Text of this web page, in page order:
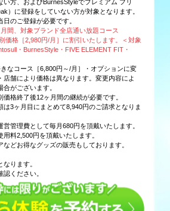
い方、およびBurnesStyleでプレミアム フリ
）に登録をしていない方が対象となります。
のご登録が必要です。
間、対象ブランド全店通い放題コース
価格［2,980円/月］に割引いたします。＜対象
・BurnesStyle・FIVE ELEMENT FIT・
なコース［6,800円～/月］・オプションに変
店舗により価格は異なります。変更内容によ
がございます。
格終了後12ヶ月間の継続が必要です。
3ヶ月目にまとめて8,940円のご請求となりま
管理費として毎月680円を頂戴いたします。
料2,500円を頂戴いたします。
どお得なグッズの販売もしております。
ります。
ください。